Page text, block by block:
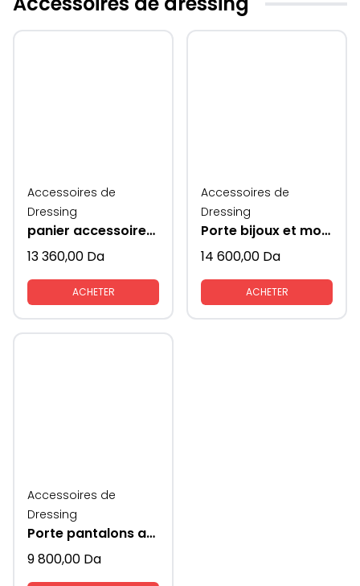
Accessoires de
Dressing
panier accessoires+ pantalons gris
13 360,00 Da
ACHETER
Accessoires de
Dressing
Porte bijoux et montres en cuir retractable supeni
14 600,00 Da
ACHETER
Accessoires de
Dressing
Porte pantalons anthracite
9 800,00 Da